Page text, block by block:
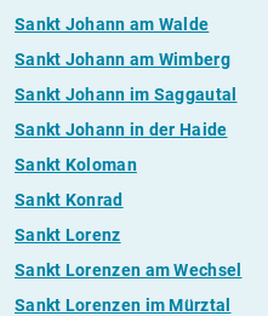
Sankt Johann am Walde
Sankt Johann am Wimberg
Sankt Johann im Saggautal
Sankt Johann in der Haide
Sankt Koloman
Sankt Konrad
Sankt Lorenz
Sankt Lorenzen am Wechsel
Sankt Lorenzen im Mürztal